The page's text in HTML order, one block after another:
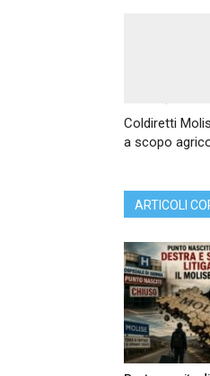
Coldiretti
a scopo
ARTICOLI